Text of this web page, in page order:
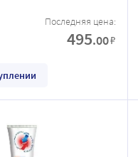
Последняя цена:
495.00₽